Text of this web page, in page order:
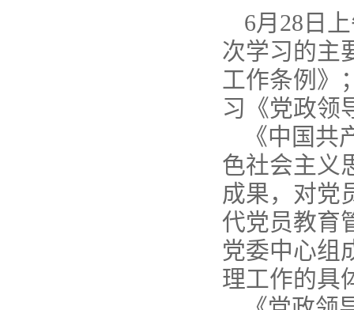
6月28日
次学习的主
工作条例》
习《党政领
《中国
色社会主义
成果，对党
代党员教育
党委中心组
理工作的具